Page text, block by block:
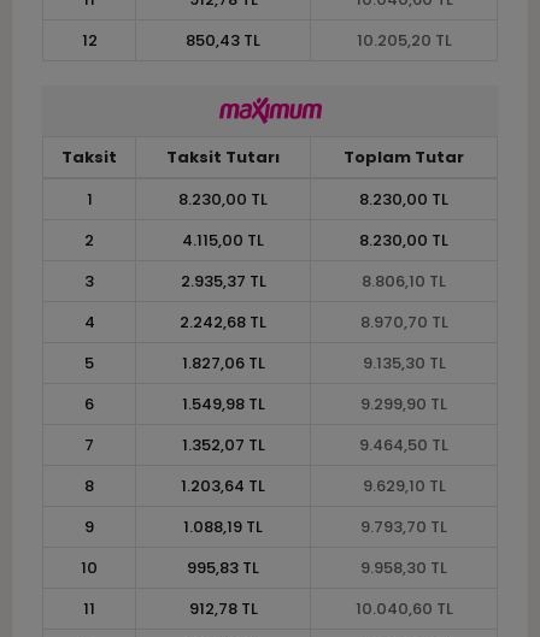
12
850,43 TL 10.205,20 TL
Taksit Taksit Tutarı
Toplam Tutar
1
8.230,00 TL
8.230,00 TL
2
4.115,00 TL
8.230,00 TL
3
2.935,37 TL
8.806,10 TL
4
2.242,68 TL
8.970,70 TL
5
1.827,06 TL
9.135,30 TL
6
1.549,98 TL
9.299,90 TL
7
1.352,07 TL
9.464,50 TL
8
1.203,64 TL
9.629,10 TL
9
1.088,19 TL
9.793,70 TL
10
995,83 TL
9.958,30 TL
11
912,78 TL
10.040,60 TL